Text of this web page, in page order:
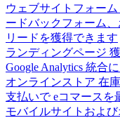
ウェブサイトフォーム
ードバックフォーム
リードを獲得できます
ランディングページ
Google Analytics 統合
オンラインストア 在
支払いで eコマースを
モバイルサイトおよ